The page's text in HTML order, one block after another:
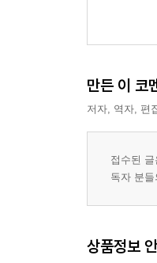
만든 이 코
저자, 역자, 편
접수된
독자 분
상품정보